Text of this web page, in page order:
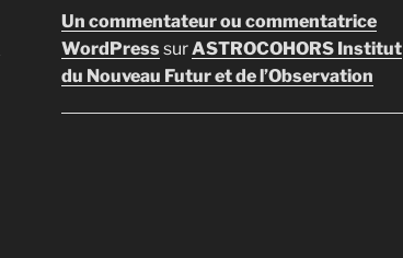
Un commentateur ou commentatrice
WordPresssurASTROCOHORS Institut
du Nouveau Futur et de l’Observation